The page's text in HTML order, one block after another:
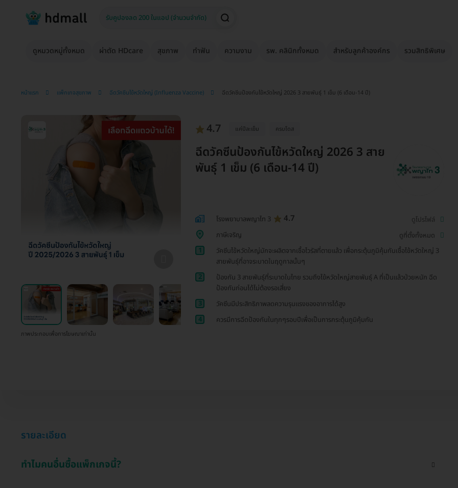
ดูหมวดหมู่ทั้งหมด ผ่าตัด HDcare สุขภาพ ทำฟัน ความงาม รพ. คลินิกทั้งหมด สำหรับลูกค้าองค์กร รวมสิทธิพิเศษ
หน้าแรก แพ็กเกจสุขภาพ ฉีดวัคซีนไข้หวัดใหญ่ (Influenza Vaccine) ฉีดวัคซีนป้องกันไข้หวัดใหญ่ 2026 3 สายพันธุ์ 1 เข็ม (6 เดือน-14 ปี)
ภาพประกอบเพื่อการโฆษณาเท่านั้น
4.7 แค่ปีละเข็ม ครบโดส
ฉีดวัคซีนป้องกันไข้หวัดใหญ่ 2026 3 สาย
พันธุ์ 1 เข็ม (6 เดือน-14 ปี)
โรงพยาบาลพญาไท 3 4.7
ดูโปรไฟล์
ภาษีเจริญ
ดูที่ตั้งทั้งหมด
1
วัคซีนไข้หวัดใหญ่มักจะผลิตจากเชื้อไวรัสที่ตายแล้ว เพื่อกระตุ้นภูมิคุ้มกันเชื้อไข้หวัดใหญ่ 3
สายพันธ์ุที่อาจระบาดในฤดูกาลนั้นๆ
2
ป้องกัน 3 สายพันธุ์ที่ระบาดในไทย รวมถึงไข้หวัดใหญ่สายพันธุ์ A ที่เป็นแล้วป่วยหนัก ฉีด
ป้องกันก่อนได้ไม่ต้องรอเสี่ยง
3
วัคซีนมีประสิทธิภาพลดความรุนแรงของอาการได้สูง
4
ควรมีการฉีดป้องกันในทุกๆรอบปีเพื่อเป็นการกระตุ้นภูมิคุ้มกัน
รายละเอียด
ทำไมคนอื่นซื้อแพ็กเกจนี้?